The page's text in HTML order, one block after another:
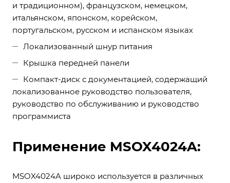
и традиционном), французском, немецком,
итальянском, японском, корейском,
португальском, русском и испанском языках
Локализованный шнур питания
Крышка передней панели
Компакт-диск с документацией, содержащий
локализованное руководство пользователя,
руководство по обслуживанию и руководство
программиста
Применение MSOX4024A:
MSOX4024A широко используется в различных